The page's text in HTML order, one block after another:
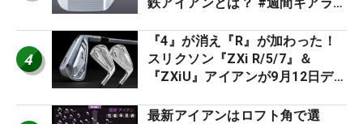
4
『4』が消え『R』が加わった！
スリクソン『ZXi R/5/7』＆
『ZXiU』アイアンが9月12日デ
最新アイアンはロフト角で選